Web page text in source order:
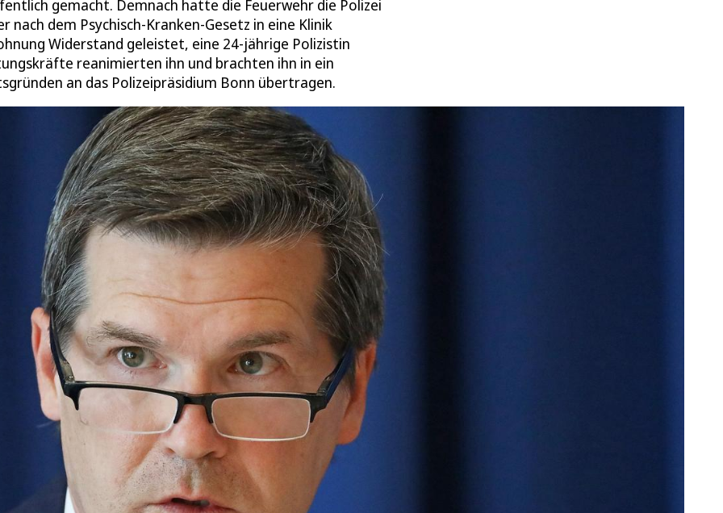
gemacht. Demnach hatte die Feuerwehr die Polizei
dem Psychisch-Kranken-Gesetz in eine Klinik
Widerstand geleistet, eine 24-jährige Polizistin
reanimierten ihn und brachten ihn in ein
an das Polizeipräsidium Bonn übertragen.